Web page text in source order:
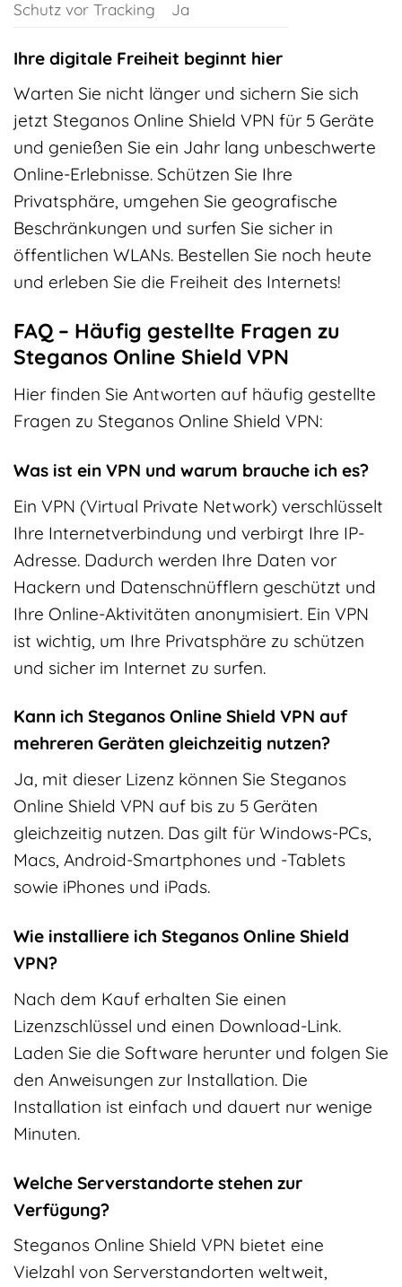
Schutz vor Tracking Ja
Ihre digitale Freiheit beginnt hier
Warten Sie nicht länger und sichern Sie sich
jetzt Steganos Online Shield VPN für 5 Geräte
und genießen Sie ein Jahr lang unbeschwerte
Online-Erlebnisse. Schützen Sie Ihre
Privatsphäre, umgehen Sie geografische
Beschränkungen und surfen Sie sicher in
öffentlichen WLANs. Bestellen Sie noch heute
und erleben Sie die Freiheit des Internets!
FAQ – Häufig gestellte Fragen zu
Steganos Online Shield VPN
Hier finden Sie Antworten auf häufig gestellte
Fragen zu Steganos Online Shield VPN:
Was ist ein VPN und warum brauche ich es?
Ein VPN (Virtual Private Network) verschlüsselt
Ihre Internetverbindung und verbirgt Ihre IP-
Adresse. Dadurch werden Ihre Daten vor
Hackern und Datenschnüfflern geschützt und
Ihre Online-Aktivitäten anonymisiert. Ein VPN
ist wichtig, um Ihre Privatsphäre zu schützen
und sicher im Internet zu surfen.
Kann ich Steganos Online Shield VPN auf
mehreren Geräten gleichzeitig nutzen?
Ja, mit dieser Lizenz können Sie Steganos
Online Shield VPN auf bis zu 5 Geräten
gleichzeitig nutzen. Das gilt für Windows-PCs,
Macs, Android-Smartphones und -Tablets
sowie iPhones und iPads.
Wie installiere ich Steganos Online Shield
VPN?
Nach dem Kauf erhalten Sie einen
Lizenzschlüssel und einen Download-Link.
Laden Sie die Software herunter und folgen Sie
den Anweisungen zur Installation. Die
Installation ist einfach und dauert nur wenige
Minuten.
Welche Serverstandorte stehen zur
Verfügung?
Steganos Online Shield VPN bietet eine
Vielzahl von Serverstandorten weltweit,